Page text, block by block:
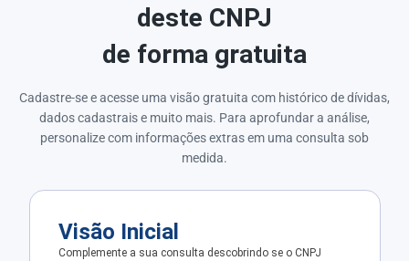
deste CNPJ
de forma gratuita
Cadastre-se e acesse uma visão gratuita com histórico de dívidas,
dados cadastrais e muito mais. Para aprofundar a análise,
personalize com informações extras em uma consulta sob
medida.
Visão Inicial
Complemente a sua consulta descobrindo se o CNPJ